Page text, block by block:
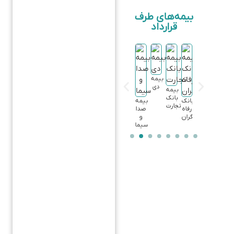
بیمه‌های طرف
قرارداد
بیمه
صدا
و
سیما
بیمه
دی
بیمه
بانک
تجارت
بانک
رفاه
کارگران